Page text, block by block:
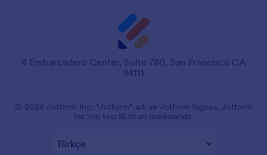
4 Embarcadero Center, Suite 780, San Francisco CA
94111
© 2026 Jotform Inc. "Jotform" adı ve Jotform logosu, Jotform
Inc.'nin tescilli ticari markalarıdır.